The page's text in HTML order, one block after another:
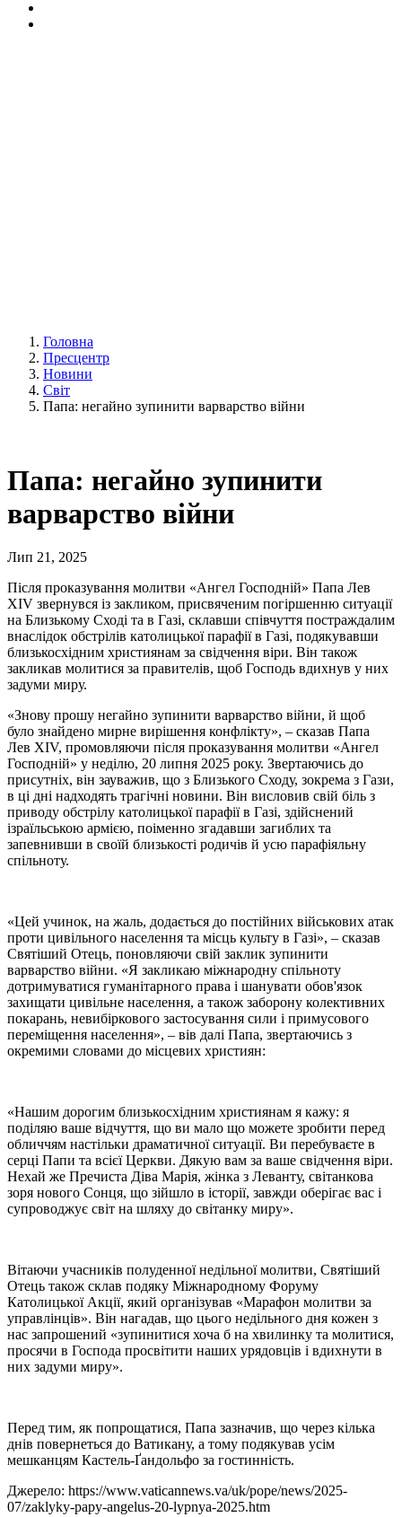
Головна
Пресцентр
Новини
Світ
Папа: негайно зупинити варварство війни
Папа: негайно зупинити
варварство війни
Лип 21, 2025
Після проказування молитви «Ангел Господній» Папа Лев
XIV звернувся із закликом, присвяченим погіршенню ситуації
на Близькому Сході та в Газі, склавши співчуття постраждалим
внаслідок обстрілів католицької парафії в Газі, подякувавши
близькосхідним християнам за свідчення віри. Він також
закликав молитися за правителів, щоб Господь вдихнув у них
задуми миру.
«Знову прошу негайно зупинити варварство війни, й щоб
було знайдено мирне вирішення конфлікту», – сказав Папа
Лев XIV, промовляючи після проказування молитви «Ангел
Господній» у неділю, 20 липня 2025 року. Звертаючись до
присутніх, він зауважив, що з Близького Сходу, зокрема з Гази,
в ці дні надходять трагічні новини. Він висловив свій біль з
приводу обстрілу католицької парафії в Газі, здійснений
ізраїльською армією, поіменно згадавши загиблих та
запевнивши в своїй близькості родичів й усю парафіяльну
спільноту.
«Цей учинок, на жаль, додається до постійних військових атак
проти цивільного населення та місць культу в Газі», – сказав
Святіший Отець, поновляючи свій заклик зупинити
варварство війни. «Я закликаю міжнародну спільноту
дотримуватися гуманітарного права і шанувати обов'язок
захищати цивільне населення, а також заборону колективних
покарань, невибіркового застосування сили і примусового
переміщення населення», – вів далі Папа, звертаючись з
окремими словами до місцевих християн:
«Нашим дорогим близькосхідним християнам я кажу: я
поділяю ваше відчуття, що ви мало що можете зробити перед
обличчям настільки драматичної ситуації. Ви перебуваєте в
серці Папи та всієї Церкви. Дякую вам за ваше свідчення віри.
Нехай же Пречиста Діва Марія, жінка з Леванту, світанкова
зоря нового Сонця, що зійшло в історії, завжди оберігає вас і
супроводжує світ на шляху до світанку миру».
Вітаючи учасників полуденної недільної молитви, Святіший
Отець також склав подяку Міжнародному Форуму
Католицької Акції, який організував «Марафон молитви за
управлінців». Він нагадав, що цього недільного дня кожен з
нас запрошений «зупинитися хоча б на хвилинку та молитися,
просячи в Господа просвітити наших урядовців і вдихнути в
них задуми миру».
Перед тим, як попрощатися, Папа зазначив, що через кілька
днів повернеться до Ватикану, а тому подякував усім
мешканцям Кастель-Ґандольфо за гостинність.
Джерело: https://www.vaticannews.va/uk/pope/news/2025-
07/zaklyky-papy-angelus-20-lypnya-2025.htm